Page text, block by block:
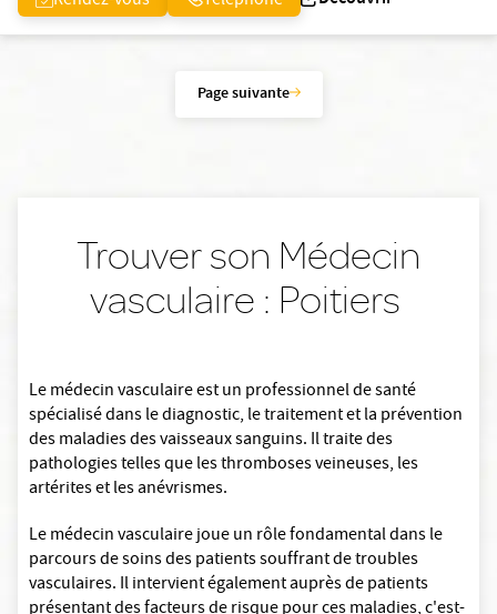
Page suivante
Trouver son Médecin
vasculaire : Poitiers
Le médecin vasculaire est un professionnel de santé
spécialisé dans le diagnostic, le traitement et la prévention
des maladies des vaisseaux sanguins. Il traite des
pathologies telles que les thromboses veineuses, les
artérites et les anévrismes.
Le médecin vasculaire joue un rôle fondamental dans le
parcours de soins des patients souffrant de troubles
vasculaires. Il intervient également auprès de patients